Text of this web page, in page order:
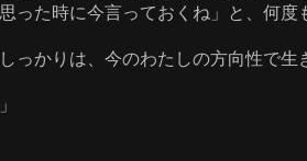
た時に今言っておくね」と、何
かりは、今のわたしの方向性で生